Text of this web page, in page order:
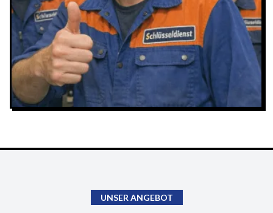
UNSER ANGEBOT